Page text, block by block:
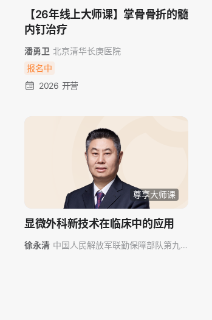
【26年线上大师课】掌骨骨折的髓
内钉治疗
潘勇卫 北京清华长庚医院
报名中
2026 开营
尊享大师课
显微外科新技术在临床中的应用
徐永清 中国人民解放军联勤保障部队第九